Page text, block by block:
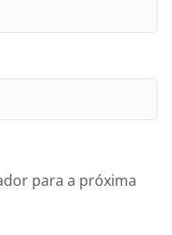
para a próxima